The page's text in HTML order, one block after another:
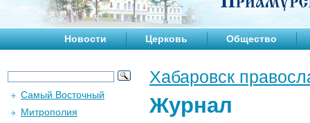
Новости Церковь Общество
Хабаровск
Журнал
Самый Восточный
Митрополия